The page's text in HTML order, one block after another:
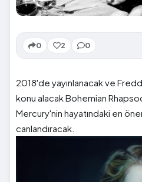
0 2 0
2018'de yayınlanacak ve
konu alacak Bohemian
Mercury'nin hayatındaki en
canlandıracak.